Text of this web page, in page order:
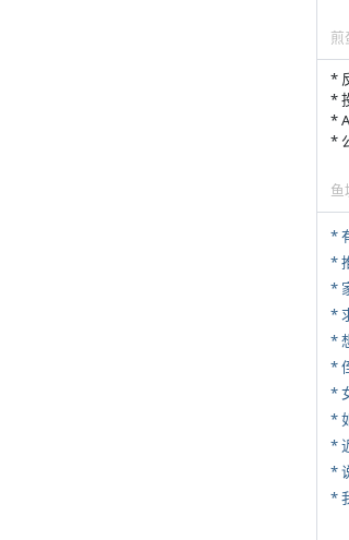
煎
*
*
*
*
鱼
*
*
*
*
*
*
*
*
*